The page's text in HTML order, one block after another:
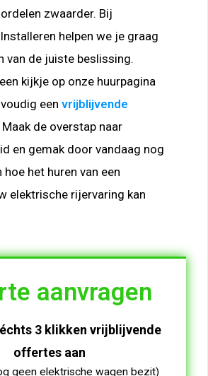
zwaarder. Bij
helpen we je graag
van de juiste beslissing.
kijkje op onze huurpagina
eenvrijblijvende
Maak de overstap naar
en gemak door vandaag nog
het huren van een
elektrische rijervaring kan
aanvragen
3 klikken vrijblijvende
offertes aan
geen elektrische wagen bezit)